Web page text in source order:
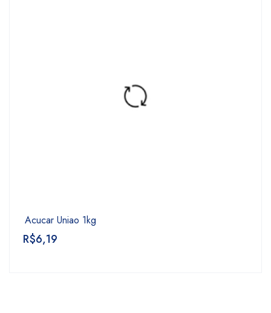
Acucar Uniao 1kg
R$6,19